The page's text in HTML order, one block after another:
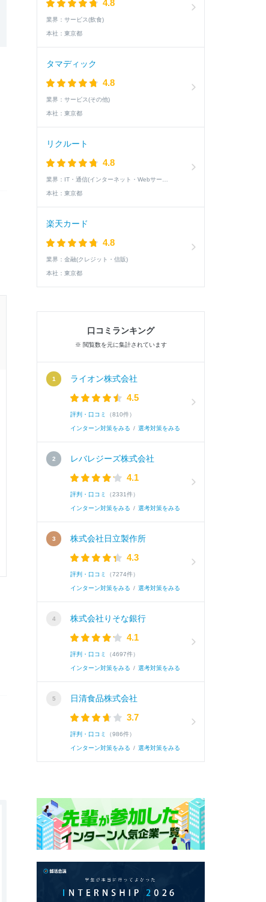
1次面接通過した学生の就活速報
面接官/学生
雰囲気
0
4.8
業界： サービス(飲食)
本社： 東京都
タマディック
4.8
業界： サービス(その他)
本社： 東京都
リクルート
4.8
業界：
本社： 東京都
楽天カード
4.8
業界： 金融(クレジット・信販)
本社： 東京都
口コミランキング
※ 閲覧数を元に集計されています
ライオン株式会社
4.5
評判・口コミ （810件）
インターン対策をみる / 選考対策をみる
レバレジーズ株式会社
4.1
評判・口コミ （2331件）
インターン対策をみる / 選考対策をみる
株式会社日立製作所
4.3
評判・口コミ （7274件）
インターン対策をみる / 選考対策をみる
株式会社りそな銀行
4.1
評判・口コミ （4697件）
インターン対策をみる / 選考対策をみる
日清食品株式会社
3.7
評判・口コミ （986件）
インターン対策をみる / 選考対策をみる